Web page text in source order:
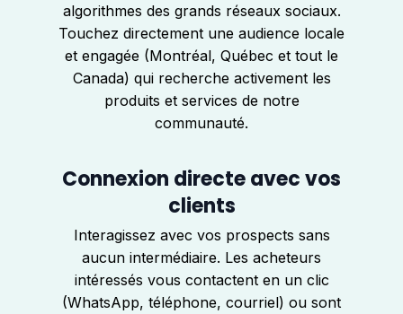
algorithmes des grands réseaux sociaux.
Touchez directement une audience locale
et engagée (Montréal, Québec et tout le
Canada) qui recherche activement les
produits et services de notre
communauté.
Connexion directe avec vos
clients
Interagissez avec vos prospects sans
aucun intermédiaire. Les acheteurs
intéressés vous contactent en un clic
(WhatsApp, téléphone, courriel) ou sont